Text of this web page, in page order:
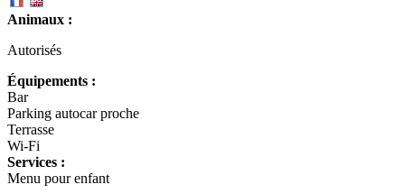
Animaux :
Autorisés
Équipements :
Bar
Parking autocar proche
Terrasse
Wi-Fi
Services :
Menu pour enfant